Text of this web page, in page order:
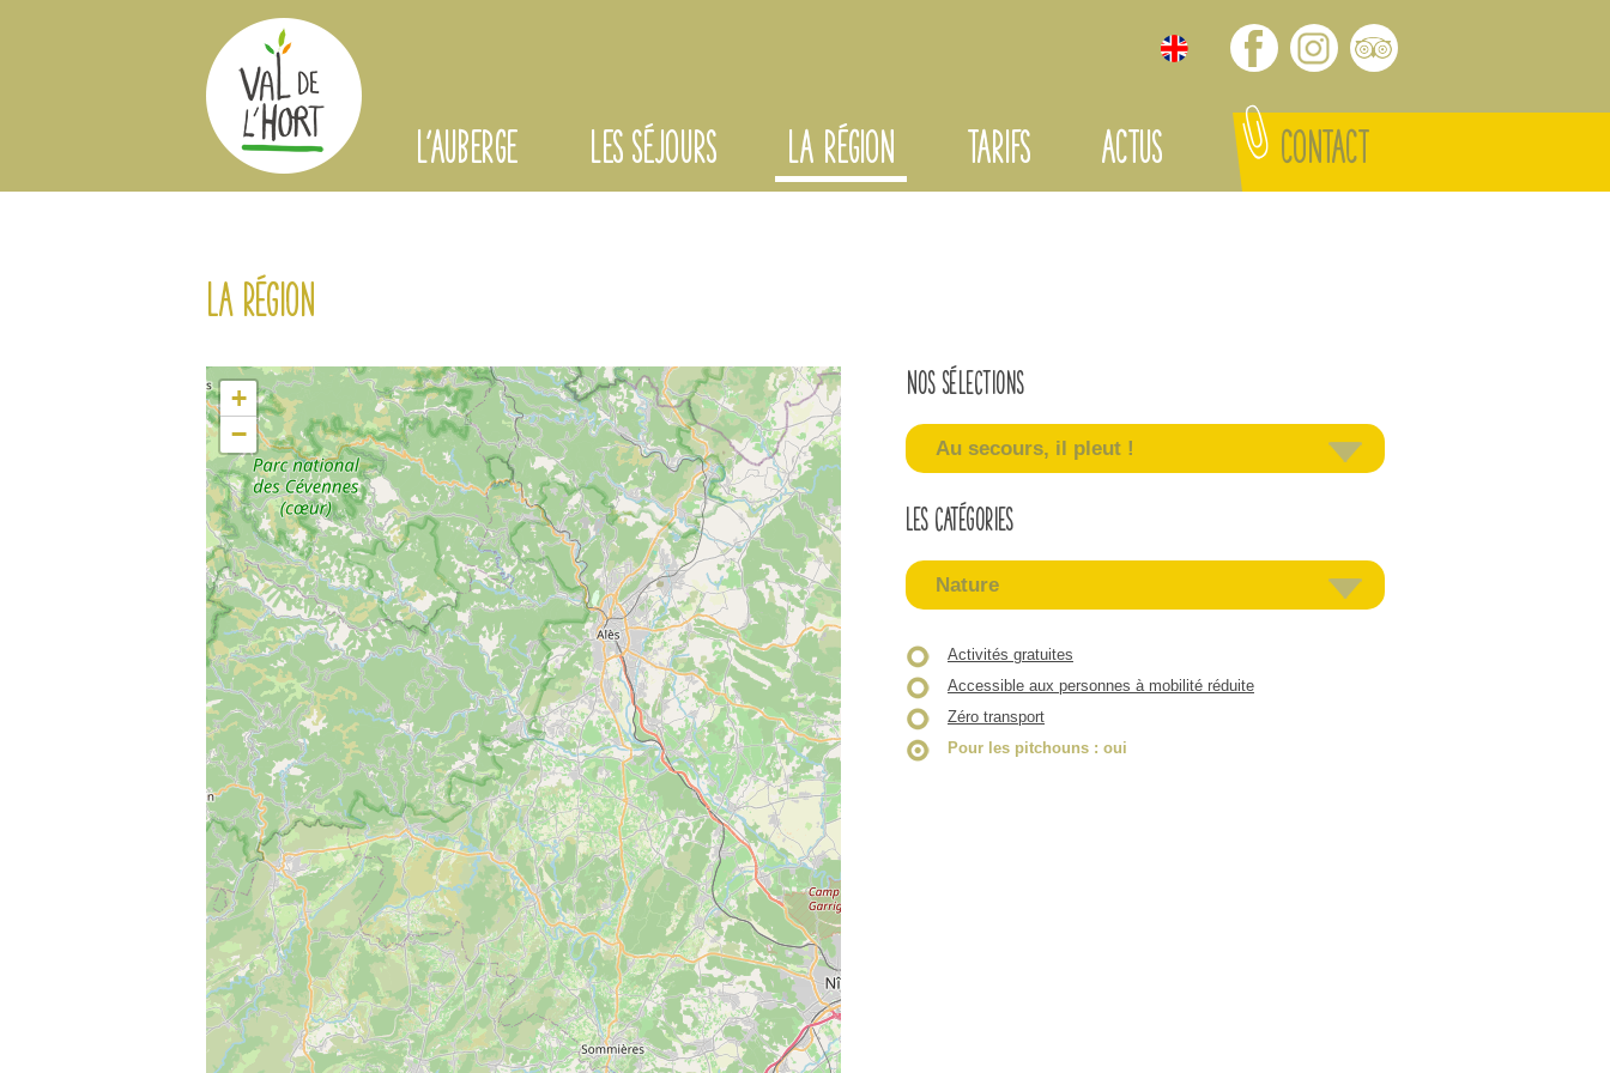
La région
+
−
Nos sélections
Au secours, il pleut !
Les catégories
Nature
Activités gratuites
Accessible aux personnes à mobilité réduite
Zéro transport
Pour les pitchouns : oui
L'AUBERGE LES SÉJOURS LA RÉGION TARIFS ACTUS CONTACT